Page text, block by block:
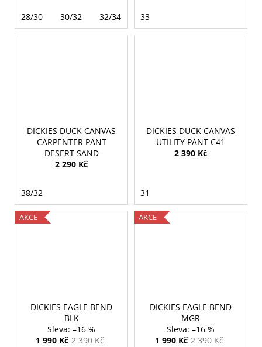
28/30 30/32 32/34 46/34
33
DICKIES DUCK CANVAS
CARPENTER PANT
DESERT SAND
2 290 Kč
38/32
DICKIES DUCK CANVAS
UTILITY PANT C41
2 390 Kč
31
AKCE
DICKIES EAGLE BEND
BLK
–16 %
1 990 Kč 2 390 Kč
AKCE
DICKIES EAGLE BEND
MGR
–16 %
1 990 Kč 2 390 Kč